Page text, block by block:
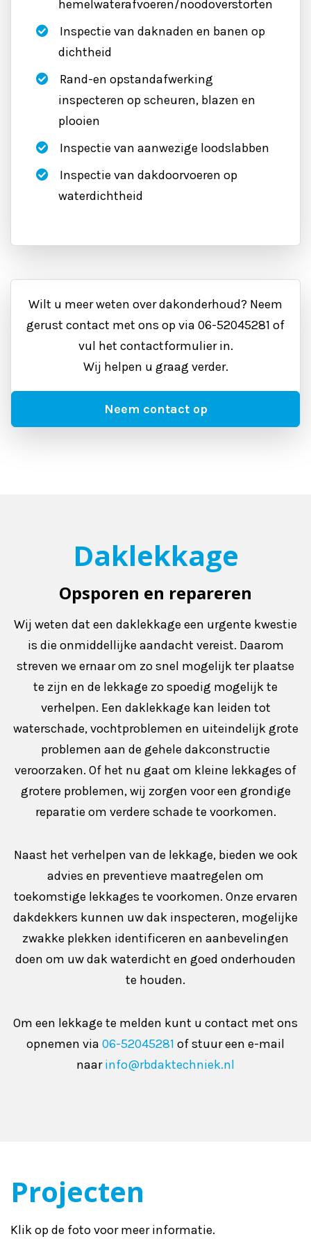
hemelwaterafvoeren/noodoverstorten
Inspectie van daknaden en banen op
dichtheid
Rand-en opstandafwerking
inspecteren op scheuren, blazen en
plooien
Inspectie van aanwezige loodslabben
Inspectie van dakdoorvoeren op
waterdichtheid
Wilt u meer weten over dakonderhoud? Neem
gerust contact met ons op via 06-52045281 of
vul het contactformulier in.
Wij helpen u graag verder.
Neem contact op
Daklekkage
Opsporen en repareren
Wij weten dat een daklekkage een urgente kwestie
is die onmiddellijke aandacht vereist. Daarom
streven we ernaar om zo snel mogelijk ter plaatse
te zijn en de lekkage zo spoedig mogelijk te
verhelpen. Een daklekkage kan leiden tot
waterschade, vochtproblemen en uiteindelijk grote
problemen aan de gehele dakconstructie
veroorzaken. Of het nu gaat om kleine lekkages of
grotere problemen, wij zorgen voor een grondige
reparatie om verdere schade te voorkomen.
Naast het verhelpen van de lekkage, bieden we ook
advies en preventieve maatregelen om
toekomstige lekkages te voorkomen. Onze ervaren
dakdekkers kunnen uw dak inspecteren, mogelijke
zwakke plekken identificeren en aanbevelingen
doen om uw dak waterdicht en goed onderhouden
te houden.
Om een lekkage te melden kunt u contact met ons
opnemen via 06-52045281 of stuur een e-mail
naarinfo@rbdaktechniek.nl
Projecten
Klik op de foto voor meer informatie.